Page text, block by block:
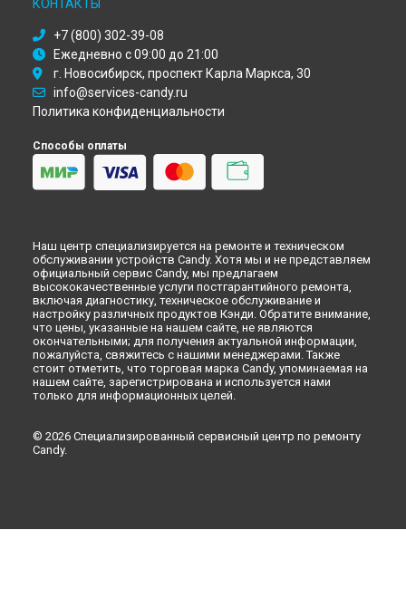
Ремонт варочной панели CVG 75 SWGB Candy в
Ремонт варочной панели CVG 75 SWGB Candy в
Новокузнецке
Ремонт варочной панели CVG 75 SWGB Candy вРязани
Ремонт варочной панели CVG 75 SWGB Candy в
Ремонт варочной панели CVG 75 SWGB Candy в
Ремонт варочной панели CVG 75 SWGB Candy в
КОНТАКТЫ
+7 (800) 302-39-08
Ежедневно с 09:00 до 21:00
г. Новосибирск, проспект Карла Маркса, 30
info@services-candy.ru
Политика конфиденциальности
Способы оплаты
Наш центр специализируется на ремонте и техническом
обслуживании устройств Candy. Хотя мы и не представляем
официальный сервис Candy, мы предлагаем
высококачественные услуги постгарантийного ремонта,
включая диагностику, техническое обслуживание и
настройку различных продуктов Кэнди. Обратите внимание,
что цены, указанные на нашем сайте, не являются
окончательными; для получения актуальной информации,
пожалуйста, свяжитесь с нашими менеджерами. Также
стоит отметить, что торговая марка Candy, упоминаемая на
нашем сайте, зарегистрирована и используется нами
только для информационных целей.
© 2026 Специализированный сервисный центр по ремонту
Candy.